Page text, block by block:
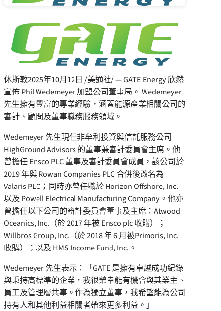
休斯敦2025年10月12日 /美通社/ — GATE Energy 欣然
宣佈Phil Wedemeyer加盟公司董事局。 Wedemeyer
先生擁有豐富的專業經驗，涵蓋能源產業相關公司的
審計、顧問及董事職務服務領域。
Wedemeyer 先生現任非牟利投資與信託服務公司
HighGround Advisors 的董事兼審計委員會主席。他
曾擔任 Ensco PLC 董事及審計委員會成員，該公司於
2019 年與 Rowan Companies PLC 合併後改名為
Valaris PLC；同時亦曾任職於 Horizon Offshore, Inc.
以及 Powell Electrical Manufacturing Company。他亦
曾擔任以下公司的審計委員會董事及主席：Atwood
Oceanics, Inc.（於 2017 年被 Ensco plc 收購）；
Willbros Group, Inc.（於 2018 年 6 月被Primoris, Inc.
收購）；以及 HMS Income Fund, Inc.。
Wedemeyer 先生表示：「GATE 是擁有卓越成功紀錄
與秉持高標準的企業，我很榮幸能有機會與其業主、
員工及管理層共事。作為獨立董事，我希望能為公司
持有人和其他利益相關者帶來更多利益。」